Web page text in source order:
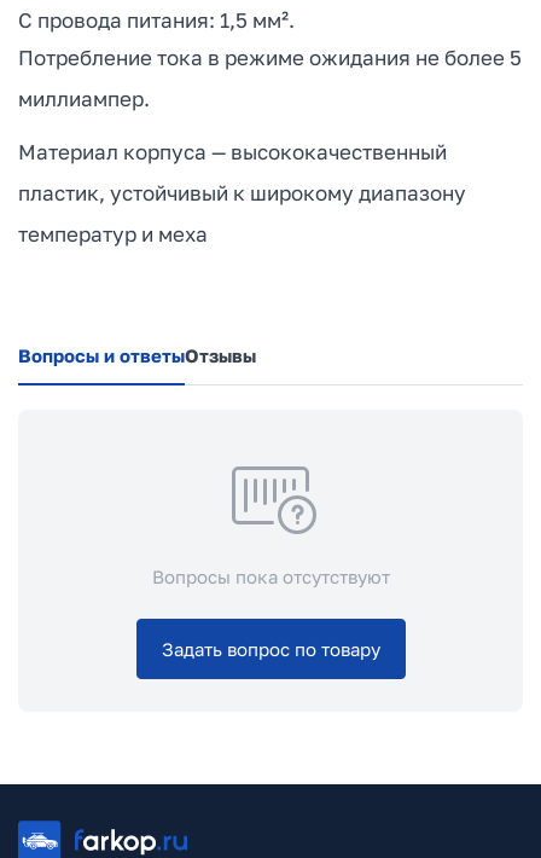
С провода питания: 1,5 мм².
Потребление тока в режиме ожидания не более 5
миллиампер.
Материал корпуса — высококачественный
пластик, устойчивый к широкому диапазону
температур и меха
Вопросы и ответыОтзывы
Вопросы пока отсутствуют
Задать вопрос по товару